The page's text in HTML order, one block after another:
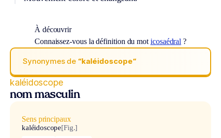
À découvrir
Connaissez-vous la définition du mot icosaédral ?
Synonymes de “kaléidoscope“
kaléidoscope
nom masculin
Sens principaux
kaléidoscope[Fig.]